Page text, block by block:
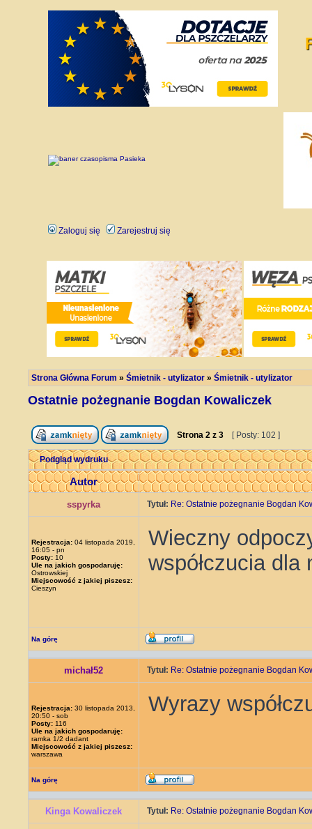
Zaloguj się Zarejestruj się
Strona Główna Forum » Śmietnik - utylizator » Śmietnik - utylizator
Ostatnie pożegnanie Bogdan Kowaliczek
Strona 2 z 3 [ Posty: 102 ]
Podgląd wydruku
Autor
sspyrka Tytuł: Re: Ostatnie pożegnanie Bogdan
Rejestracja: 04 listopada 2019,
16:05 - pn
Posty: 10
Ule na jakich gospodaruję:
Ostrowskiej
Miejscowość z jakiej piszesz:
Cieszyn
Wieczny
współczucia dla
Na górę
michał52 Tytuł: Re: Ostatnie pożegnanie Bogdan
Rejestracja: 30 listopada 2013,
20:50 - sob
Posty: 116
Ule na jakich gospodaruję:
ramka 1/2 dadant
Miejscowość z jakiej piszesz:
warszawa
Wyrazy
Na górę
Kinga Kowaliczek Tytuł: Re: Ostatnie pożegnanie Bogdan